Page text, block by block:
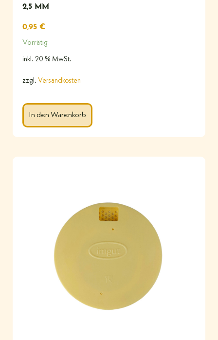
2,5 MM
0,95 €
Vorrätig
inkl. 20 % MwSt.
zzgl. Versandkosten
In den Warenkorb